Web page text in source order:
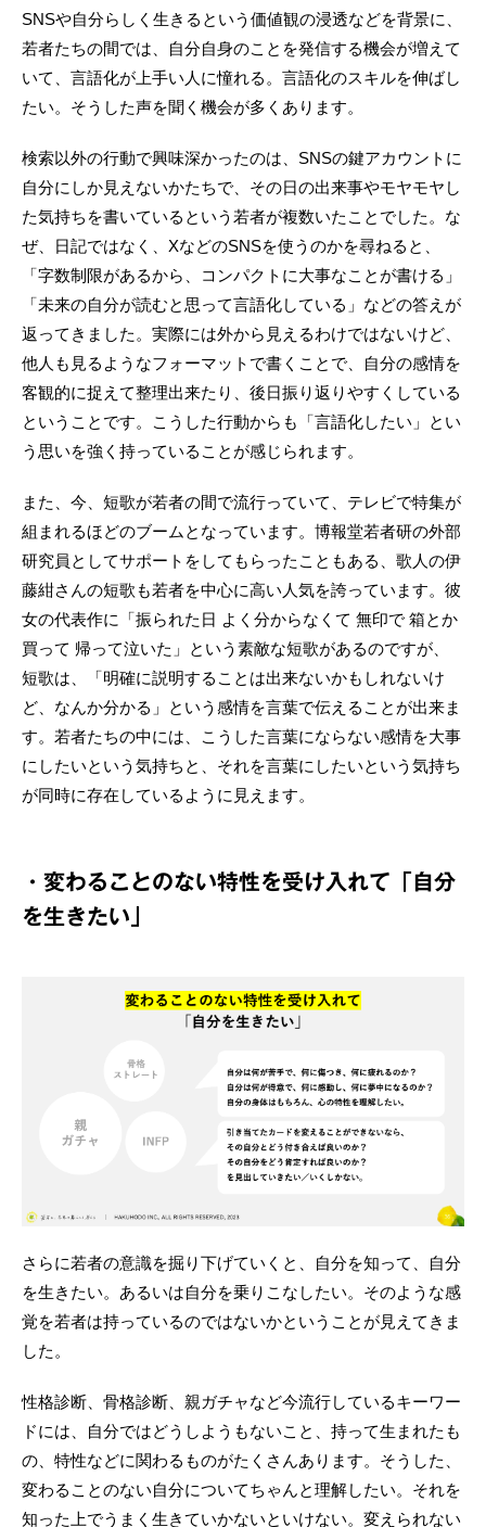
SNSや自分らしく生きるという価値観の浸透などを背景に、
若者たちの間では、自分自身のことを発信する機会が増えて
いて、言語化が上手い人に憧れる。言語化のスキルを伸ばし
たい。そうした声を聞く機会が多くあります。
検索以外の行動で興味深かったのは、SNSの鍵アカウントに
自分にしか見えないかたちで、その日の出来事やモヤモヤし
た気持ちを書いているという若者が複数いたことでした。な
ぜ、日記ではなく、XなどのSNSを使うのかを尋ねると、
「字数制限があるから、コンパクトに大事なことが書ける」
「未来の自分が読むと思って言語化している」などの答えが
返ってきました。実際には外から見えるわけではないけど、
他人も見るようなフォーマットで書くことで、自分の感情を
客観的に捉えて整理出来たり、後日振り返りやすくしている
ということです。こうした行動からも「言語化したい」とい
う思いを強く持っていることが感じられます。
また、今、短歌が若者の間で流行っていて、テレビで特集が
組まれるほどのブームとなっています。博報堂若者研の外部
研究員としてサポートをしてもらったこともある、歌人の伊
藤紺さんの短歌も若者を中心に高い人気を誇っています。彼
女の代表作に「振られた日 よく分からなくて 無印で 箱とか
買って 帰って泣いた」という素敵な短歌があるのですが、
短歌は、「明確に説明することは出来ないかもしれないけ
ど、なんか分かる」という感情を言葉で伝えることが出来ま
す。若者たちの中には、こうした言葉にならない感情を大事
にしたいという気持ちと、それを言葉にしたいという気持ち
が同時に存在しているように見えます。
・変わることのない特性を受け入れて「自分
を生きたい」
さらに若者の意識を掘り下げていくと、自分を知って、自分
を生きたい。あるいは自分を乗りこなしたい。そのような感
覚を若者は持っているのではないかということが見えてきま
した。
性格診断、骨格診断、親ガチャなど今流行しているキーワー
ドには、自分ではどうしようもないこと、持って生まれたも
の、特性などに関わるものがたくさんあります。そうした、
変わることのない自分についてちゃんと理解したい。それを
知った上でうまく生きていかないといけない。変えられない